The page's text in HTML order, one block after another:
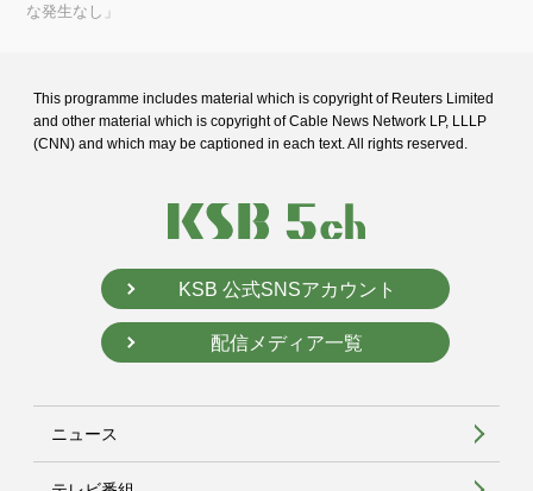
な発生なし」
This programme includes material which is copyright of Reuters Limited
and other material which is copyright of Cable News Network LP, LLLP
(CNN) and which may be captioned in each text. All rights reserved.
KSB 公式SNSアカウント
配信メディア一覧
ニュース